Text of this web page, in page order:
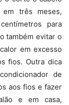
três meses,
para
também evitar o
em excesso
fios. Outra dica
de
aos fios e fazer
e em casa,